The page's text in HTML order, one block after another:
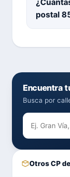
postal
Encuentra
Busca por
Otros CP